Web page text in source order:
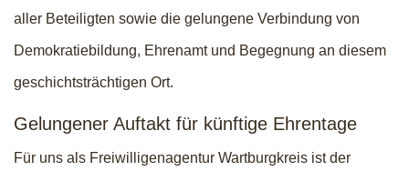
aller Beteiligten sowie die gelungene Verbindung von
Demokratiebildung, Ehrenamt und Begegnung an diesem
geschichtsträchtigen Ort.
Gelungener Auftakt für künftige Ehrentage
Für uns als Freiwilligenagentur Wartburgkreis ist der